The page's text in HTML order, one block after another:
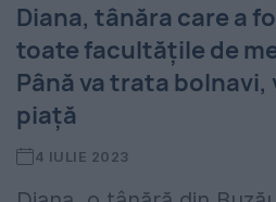
Diana, tânăra care a
toate facultățile de
Până va trata bolnavi,
piață
4 IULIE 2023